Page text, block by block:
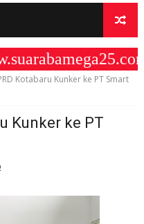
Kotabaru Kunker ke PT Smart
Kunker ke PT